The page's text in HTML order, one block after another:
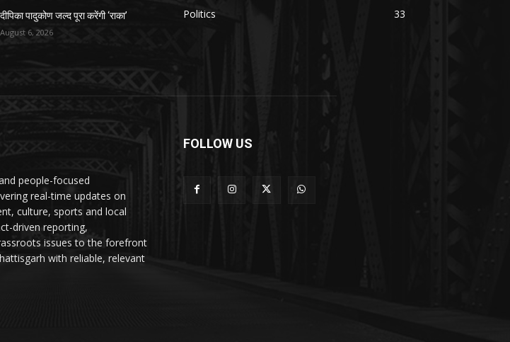
दीपिका पादुकोण जल्द पूरा करेंगी ‘राका’
August 6, 2026
Politics
33
people-focused
real-time updates on
culture, sports and local
driven reporting,
issues to the forefront
with reliable, relevant
FOLLOW US